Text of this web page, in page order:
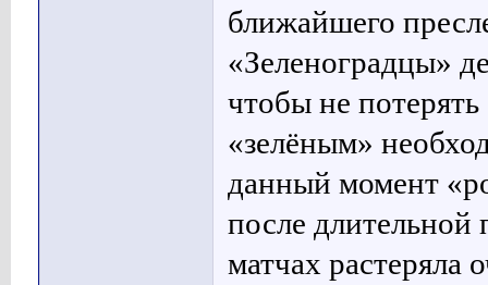
ближайшего
«Зеленоградцы»
чтобы не
«зелёным»
данный момент
после длительной
матчах растеряла